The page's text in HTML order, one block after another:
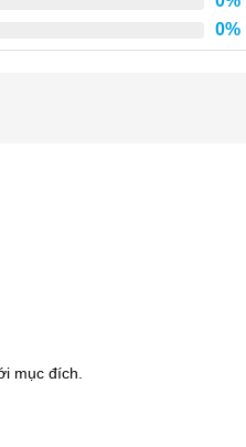
giúp giảm tình trạng da đầu
vết thương, giúp đẩy
đau nhức cơ và khớp,
0%
mục đích.